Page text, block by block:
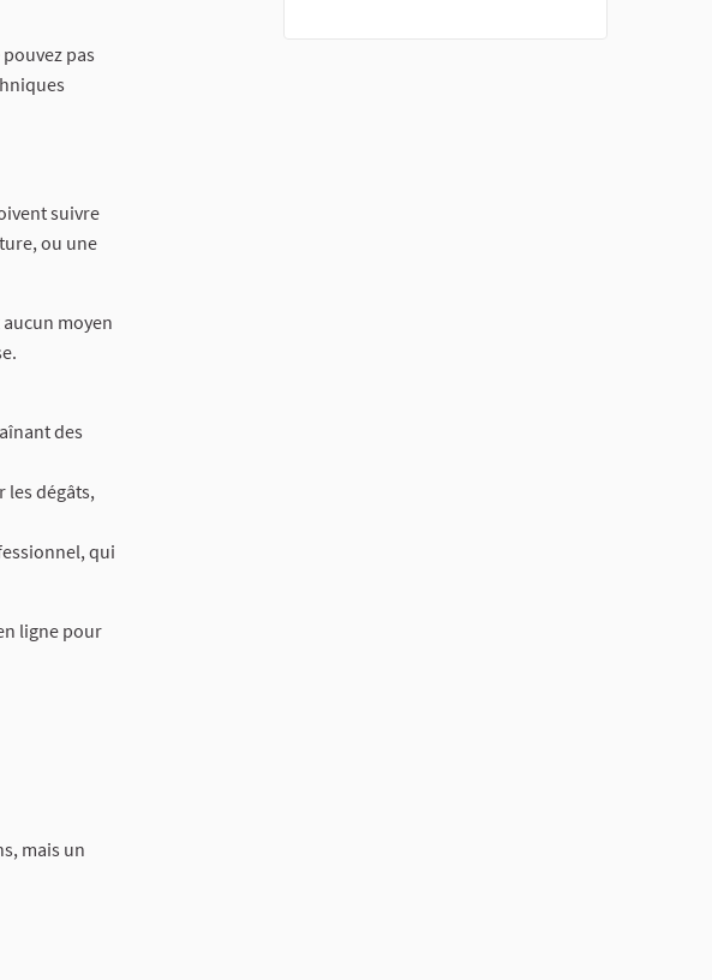
pas
suivre
ou une
moyen
des
les dégâts,
qui
ligne pour
mais un